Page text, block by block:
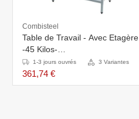
Combisteel
Table de Travail - Avec Etagère
-45 Kilos-
1200x600x1500(h)mm
1-3 jours ouvrés 3 Variantes
361,74 €